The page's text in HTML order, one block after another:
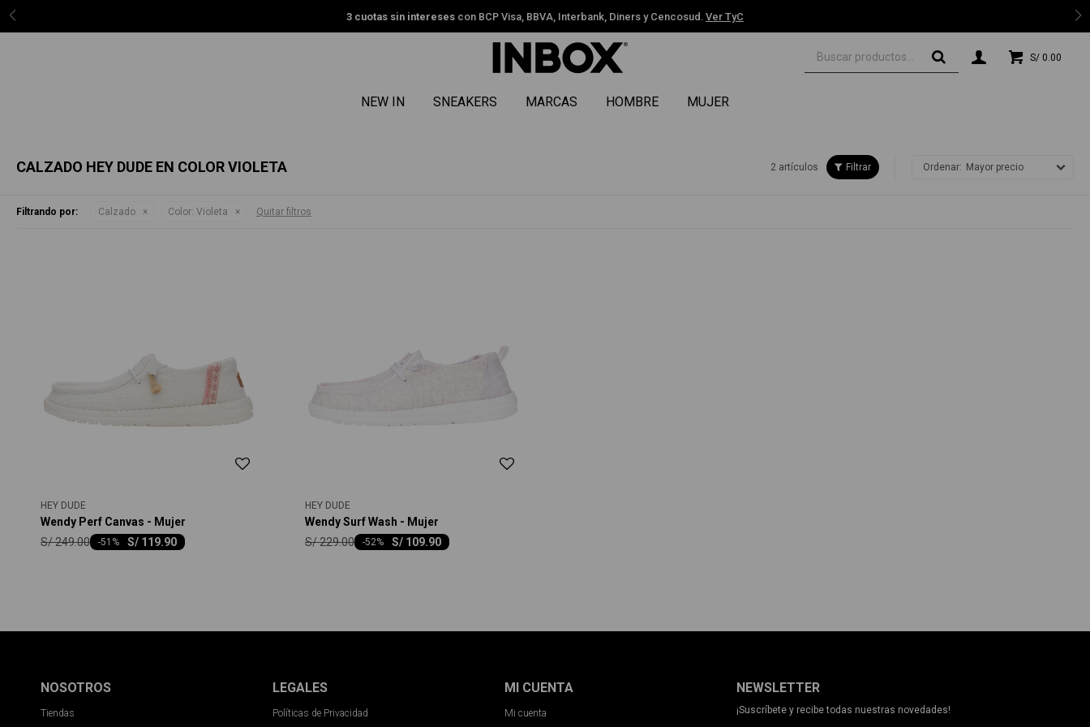
3 cuotas sin intereses con BCP Visa, BBVA, Interbank, Diners y Cencosud. Ver TyC
NEW IN SNEAKERS MARCAS HOMBRE MUJER
S/ 0.00
CALZADO HEY DUDE EN COLOR VIOLETA 2 artículos Mayor precio
Filtrando por: Calzado Color: Violeta Quitar filtros
HEY DUDE
Wendy Perf Canvas - Mujer
S/ 119.90
-51
S/249.00
HEY DUDE
Wendy Surf Wash - Mujer
S/ 109.90
-52
S/229.00
NOSOTROS
Tiendas
LEGALES
Políticas de Privacidad
MI CUENTA
Mi cuenta
NEWSLETTER
¡Suscríbete y recibe todas nuestras novedades!